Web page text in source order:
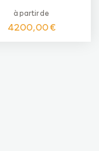
à partir de
4200,00€